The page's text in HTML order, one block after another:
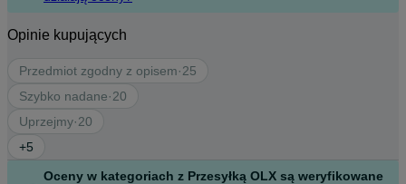
Opinie kupujących
Przedmiot zgodny z opisem·25
Szybko nadane·20
Uprzejmy·20
+5
Oceny w kategoriach z Przesyłką OLX są weryfikowane